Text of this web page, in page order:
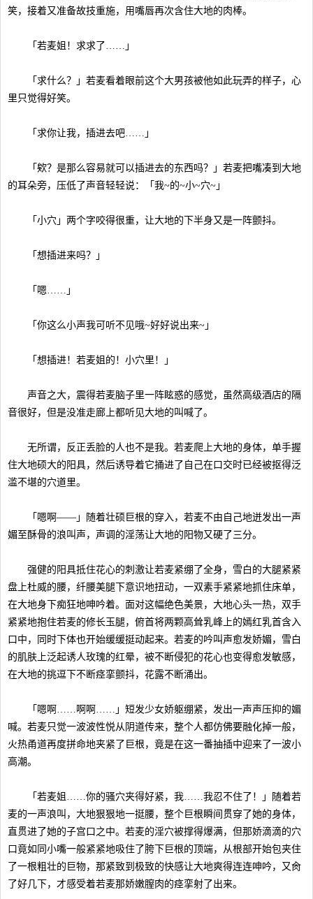
笑，接着又准备故技重施，用嘴唇再次含住大地的肉棒。
「若麦姐！求求了……」
「求什么？」若麦看着眼前这个大男孩被他如此玩弄的样子，心
里只觉得好笑。
「求你让我，插进去吧……」
「欸？是那么容易就可以插进去的东西吗？」若麦把嘴凑到大地
的耳朵旁，压低了声音轻轻说：「我~的~小~穴~」
「小穴」两个字咬得很重，让大地的下半身又是一阵颤抖。
「想插进来吗？」
「嗯……」
「你这么小声我可听不见哦~好好说出来~」
「想插进！若麦姐的！小穴里！」
声音之大，震得若麦脑子里一阵眩惑的感觉，虽然高级酒店的隔
音很好，但是没准走廊上都听见大地的叫喊了。
无所谓，反正丢脸的人也不是我。若麦爬上大地的身体，单手握
住大地硕大的阳具，然后诱导着它捅进了自己在口交时已经被抠得泛
滥不堪的穴道里。
「嗯啊——」随着壮硕巨根的穿入，若麦不由自己地迸发出一声
媚至酥骨的浪叫声，声调的淫荡让大地的阳物又硬了三分。
强健的阳具抵住花心的刺激让若麦紧绷了全身，雪白的大腿紧紧
盘上杜威的腰，纤腰美腿下意识地扭动，一双素手紧紧地抓住床单，
在大地身下痴狂地呻吟着。面对这幅绝色美景，大地心头一热，双手
紧紧地抱住若麦的修长玉腿，俯首将两颗高耸乳峰上的嫣红乳首含入
口中，同时下体也开始缓缓挺动起来。若麦的吟叫声愈发娇媚，雪白
的肌肤上泛起诱人玫瑰的红晕，被不断侵犯的花心也变得愈发敏感，
在大地的挑逗下不断痉挛颤抖，花露不断涌出。
「嗯啊……啊啊……」短发少女娇躯绷紧，发出一声声压抑的媚
喊。若麦只觉一波波性悦从阴道传来，整个人都仿佛要融化掉一般，
火热甬道再度拼命地夹紧了巨根，竟是在这一番抽插中迎来了一波小
高潮。
「若麦姐……你的骚穴夹得好紧，我……我忍不住了！」随着若
麦的一声浪叫，大地狠狠地一挺腰，整个巨根瞬间贯穿了她的身体，
直贯进了她的子宫口之中。若麦的淫穴被撑得爆满，但那娇滴滴的穴
口竟如同小嘴一般紧紧地吸住了胯下巨根的顶端，从根部开始包夹住
了一根粗壮的巨物，那紧致到极致的快感让大地爽得连连呻吟，又肏
了好几下，才感受着若麦那娇嫩膣肉的痉挛射了出来。